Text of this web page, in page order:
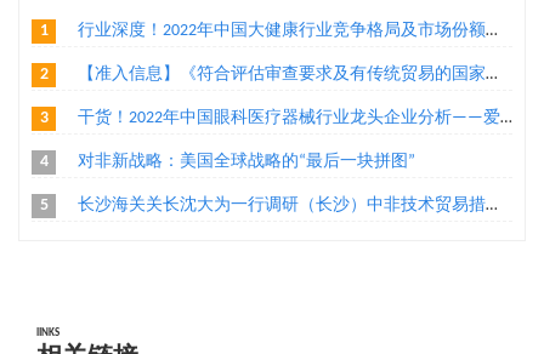
1 行业深度！2022年中国大健康行业竞争格局及市场份额分析 医药大健康市场朝着集中化方向发展
2 【准入信息】《符合评估审查要求及有传统贸易的国家或地区输华食品目录》（水产品、乳制品、植物源性食品）
3 干货！2022年中国眼科医疗器械行业龙头企业分析——爱博医疗：创新导向的眼科医疗器械厂商
4 对非新战略：美国全球战略的“最后一块拼图”
5 长沙海关关长沈大为一行调研（长沙）中非技术贸易措施研究评议基地
lINKS